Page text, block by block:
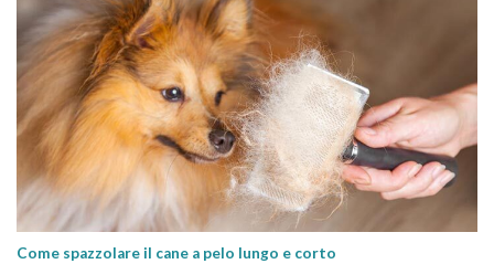
Come spazzolare il cane a pelo lungo e corto